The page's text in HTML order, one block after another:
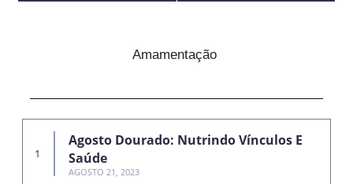
Amamentação
Agosto Dourado: Nutrindo Vínculos E
Saúde
AGOSTO 21, 2023